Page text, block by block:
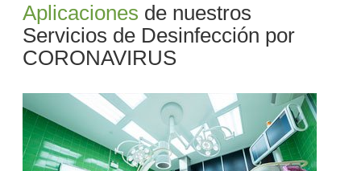
Aplicaciones de nuestros
Servicios de Desinfección por
CORONAVIRUS